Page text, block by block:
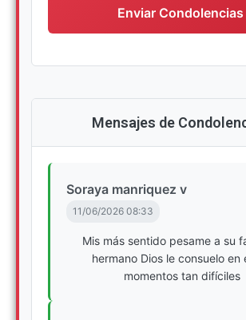
Enviar Condolencias
Mensajes de
Soraya manriquez v
11/06/2026 08:33
Mis más sentido pesame a su
hermano Dios le consuelo en
momentos tan difíciles